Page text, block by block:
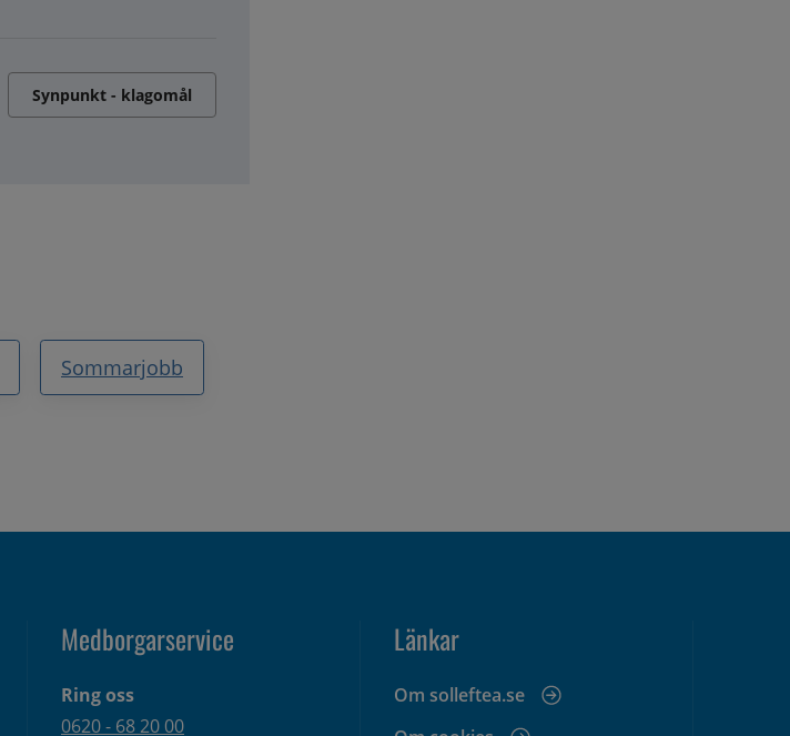
Synpunkt - klagomål
Sommarjobb
Medborgarservice
Ring oss
0620 - 68 20 00
Länkar
Om solleftea.se